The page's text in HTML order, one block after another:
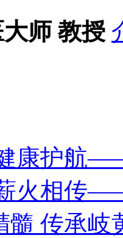
大师 教授
康护航
火相传
髓 传承